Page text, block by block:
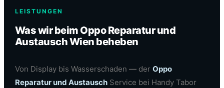
LEISTUNGEN
Was wir beim Oppo Reparatur und
Austausch Wien beheben
Von Display bis Wasserschaden — der Oppo
Reparatur und AustauschService bei Handy Tabor